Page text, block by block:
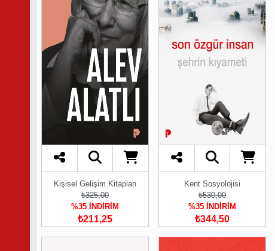
Kişisel Gelişim Kitapları
₺325,00
%35 İNDİRİM
₺211,25
Kent Sosyolojisi
₺530,00
%35 İNDİRİM
₺344,50